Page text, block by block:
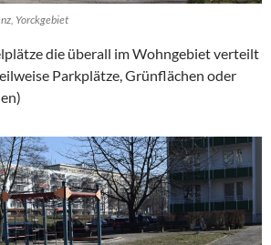
Yorckgebiet
die überall im Wohngebiet verteilt
Parkplätze, Grünflächen oder